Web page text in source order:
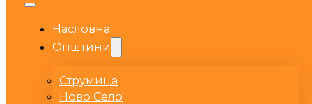
Насловна
Општини
Струмица
Ново Село